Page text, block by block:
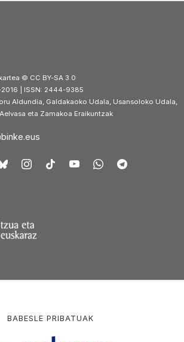
© CC BY-SA 3.0
2016 | ISSN: 2444-9385
Aldundia, Galdakaoko Udala, Usansoloko Udala,
eta Zamakoa Eraikuntzak
BABESLE PRIBATUAK